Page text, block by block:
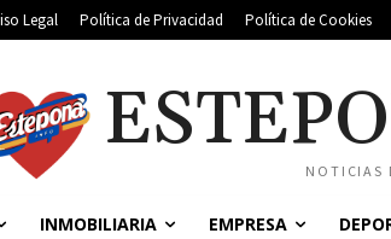
Legal Política de Privacidad Política de Cookies
NOTICIAS
INMOBILIARIA EMPRESA